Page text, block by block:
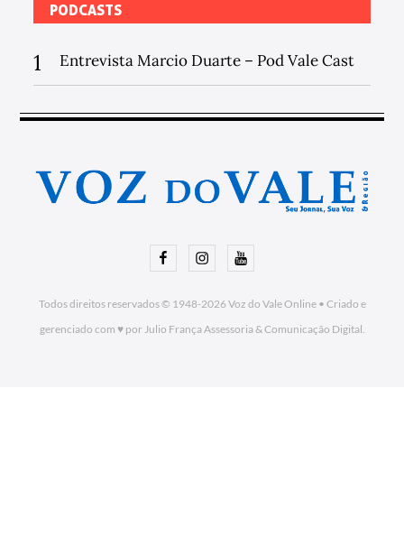
PODCASTS
1 Entrevista Marcio Duarte – Pod Vale Cast
FacebookInstagramYoutube
Todos direitos reservados © 1948-2026Voz do Vale Online• Criado e
gerenciado com ♥ por Julio França Assessoria& Comunicação Digital.